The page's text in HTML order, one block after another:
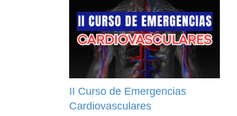
II Curso de Emergencias
Cardiovasculares